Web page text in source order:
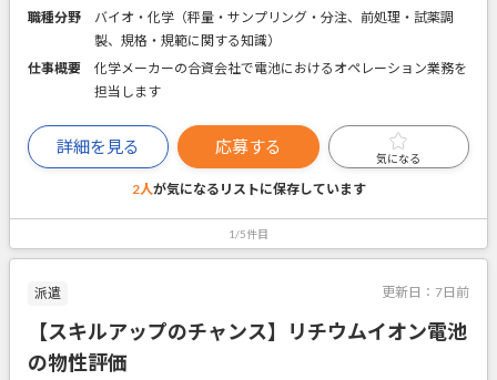
職種分野
バイオ・化学（秤量・サンプリング・分注、前処理・試薬調
製、規格・規範に関する知識）
仕事概要
化学メーカーの合資会社で電池におけるオペレーション業務を
担当します
詳細を見る 応募する
気になる
2人が気になるリストに保存しています
1/5件目
派遣 更新日： 7日前
【スキルアップのチャンス】リチウムイオン電池
の物性評価